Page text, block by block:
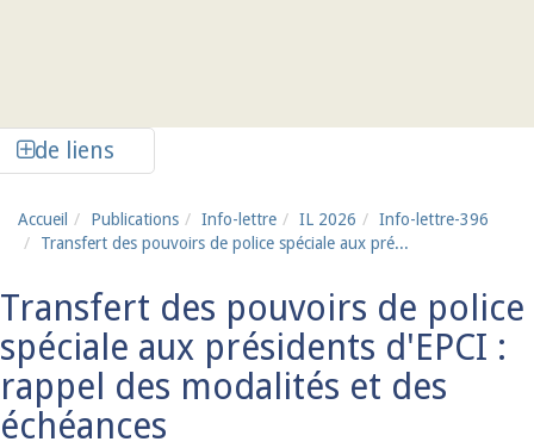
de liens
Accueil Publications Info-lettre IL 2026
Info-lettre-396
Transfert des pouvoirs de police spéciale aux pré...
Transfert des pouvoirs de police
spéciale aux présidents d'EPCI :
rappel des modalités et des
échéances